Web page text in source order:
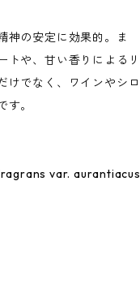
神の安定に効果的。ま
トや、甘い香りによるリ
けでなく、ワインやシロ
。
var. aurantiacus